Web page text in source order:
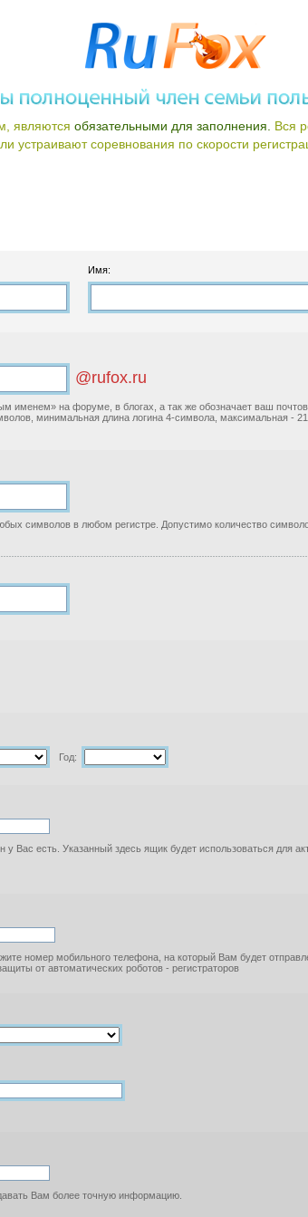
являются обязательными для заполнения. Вся
устраивают соревнования по скорости
Имя:
@rufox.ru
именем» на форуме, в блогах, а так же обозначает ваш
минимальная длина логина 4-символа, максимальная -
символов в любом регистре. Допустимо количество
Год:
у Вас есть. Указанный здесь ящик будет использоваться для
номер мобильного телефона, на который Вам будет
от автоматических роботов - регистраторов
Вам более точную информацию.